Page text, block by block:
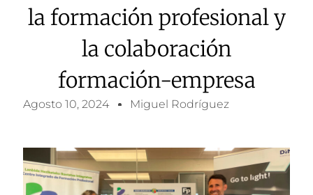
la formación profesional y
la colaboración
formación-empresa
Agosto 10, 2024 Miguel Rodríguez